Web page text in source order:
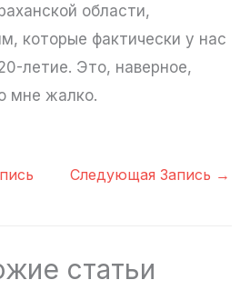
области,
которые фактически у нас
летие. Это, наверное,
мне жалко.
Следующая Запись →
статьи